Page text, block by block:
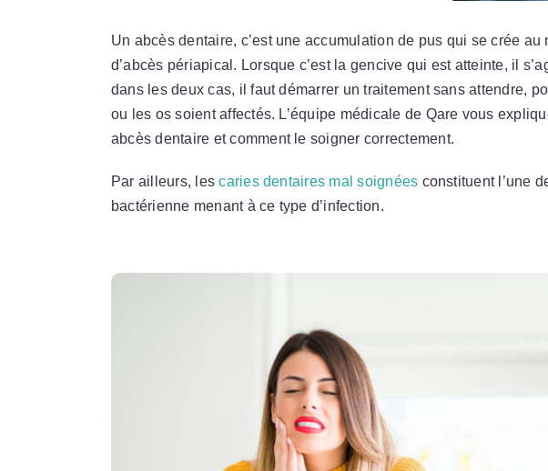
Un abcès dentaire, c’est une accumulation de pus qui se crée au
d’abcès périapical. Lorsque c’est la gencive qui est atteinte, il
dans les deux cas, il faut démarrer un traitement sans attendre,
ou les os soient affectés. L’équipe médicale de Qare vous
abcès dentaire et comment le soigner correctement.
Par ailleurs, lescaries dentaires mal soignées constituent l’une
bactérienne menant à ce type d’infection.